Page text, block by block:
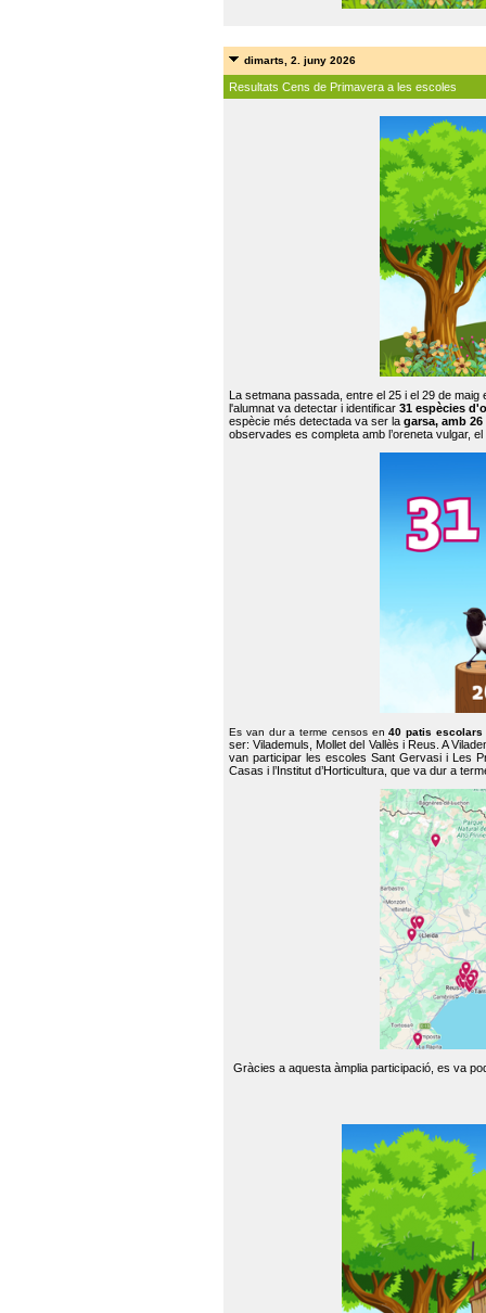
dimarts, 2. juny 2026
Resultats Cens de Primavera a les escoles
La setmana passada, entre el 25 i el 29 de
l'alumnat va detectar i identificar 31 espècies
espècie més detectada va ser la garsa, amb
observades es completa amb l’oreneta vulgar,
Es van dur a terme censos en40 patis escolars
ser: Vilademuls, Mollet del Vallès i Reus. A
van participar les escoles Sant Gervasi i Les
Casas i l’Institut d’Horticultura, que va dur a
Gràcies a aquesta àmplia participació, es va